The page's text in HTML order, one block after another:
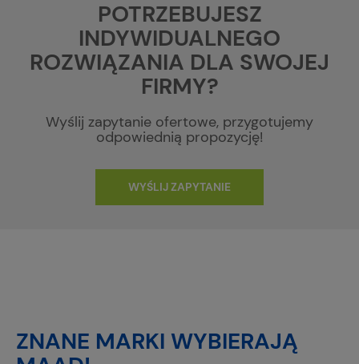
POTRZEBUJESZ
INDYWIDUALNEGO
ROZWIĄZANIA DLA SWOJEJ
FIRMY?
Wyślij zapytanie ofertowe, przygotujemy
odpowiednią propozycję!
WYŚLIJ ZAPYTANIE
ZNANE MARKI WYBIERAJĄ